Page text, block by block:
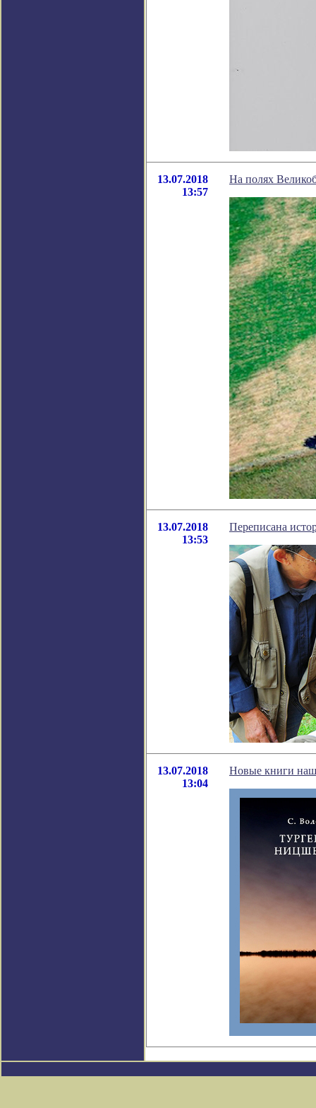
13.07.2018
13:57
На полях
13.07.2018
13:53
Переписана
13.07.2018
13:04
Новые книги